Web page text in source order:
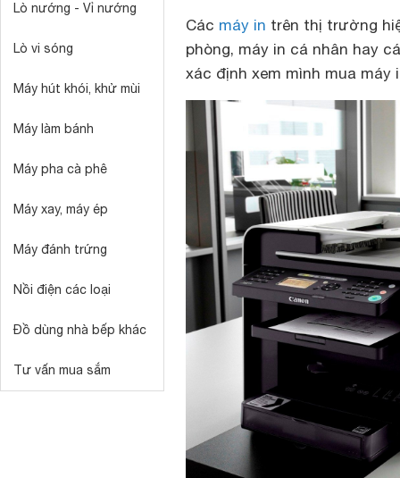
Lò nướng - Vỉ nướng
Lò vi sóng
Máy hút khói, khử mùi
Máy làm bánh
Máy pha cà phê
Máy xay, máy ép
Máy đánh trứng
Nồi điện các loại
Đồ dùng nhà bếp khác
Tư vấn mua sắm
Các máy in trên thị trường
phòng, máy in cá nhân hay
xác định xem mình mua máy